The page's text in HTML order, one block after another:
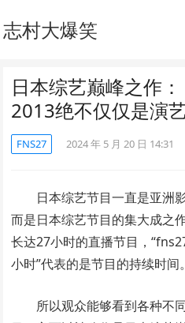
志村大爆笑
日本综艺巅峰之作
2013绝不仅仅是演
FNS27 2024 年 5 月 20 日 14:31
日本综艺节目一直是亚洲
而是日本综艺节目的集大成之
长达27小时的直播节目，
小时”代表的是节目的持续时间。
所以观众能够看到各种不